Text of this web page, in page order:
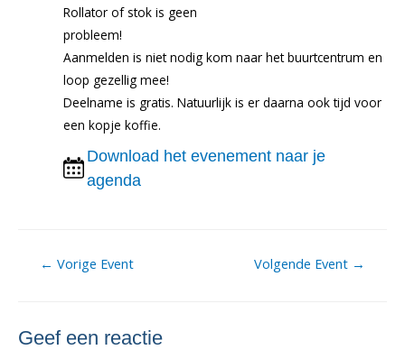
Rollator of stok is geen
probleem!
Aanmelden is niet nodig kom naar het buurtcentrum en
loop gezellig mee!
Deelname is gratis. Natuurlijk is er daarna ook tijd voor
een kopje koffie.
Download het evenement naar je
agenda
Berichtnavigatie
← Vorige Event Volgende Event →
Geef een reactie